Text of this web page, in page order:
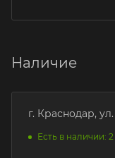
Наличие
г. Краснодар,
Есть в наличии: 2